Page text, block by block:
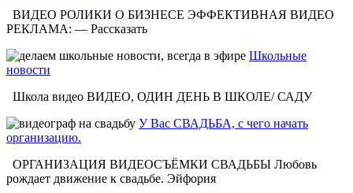
ВИДЕО РОЛИКИ О БИЗНЕСЕ ЭФФЕКТИВНАЯ ВИДЕО
РЕКЛАМА: — Рассказать
Школьные
новости
Школа видео ВИДЕО, ОДИН ДЕНЬ В ШКОЛЕ/ САДУ
У Вас СВАДЬБА, с чего начать
организацию.
ОРГАНИЗАЦИЯ ВИДЕОСЪЁМКИ СВАДЬБЫ Любовь
рождает движение к свадьбе. Эйфория